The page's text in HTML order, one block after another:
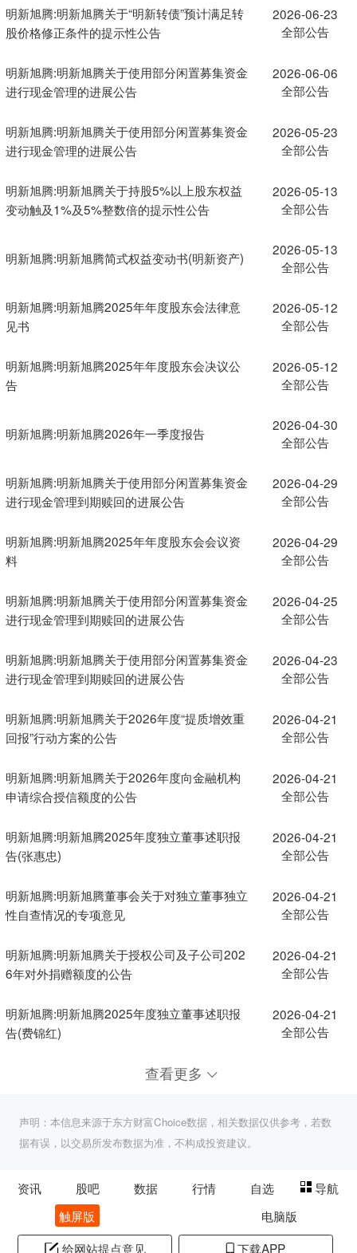
明新旭腾:明新旭腾关于“明新转债”预计满足转
股价格修正条件的提示性公告
2026-06-23
全部公告
明新旭腾:明新旭腾关于使用部分闲置募集资金
进行现金管理的进展公告
2026-06-06
全部公告
明新旭腾:明新旭腾关于使用部分闲置募集资金
进行现金管理的进展公告
2026-05-23
全部公告
明新旭腾:明新旭腾关于持股5%以上股东权益
变动触及1%及5%整数倍的提示性公告
2026-05-13
全部公告
明新旭腾:明新旭腾简式权益变动书(明新资产)
2026-05-13
全部公告
明新旭腾:明新旭腾2025年年度股东会法律意
见书
2026-05-12
全部公告
明新旭腾:明新旭腾2025年年度股东会决议公
告
2026-05-12
全部公告
明新旭腾:明新旭腾2026年一季度报告
2026-04-30
全部公告
明新旭腾:明新旭腾关于使用部分闲置募集资金
进行现金管理到期赎回的进展公告
2026-04-29
全部公告
明新旭腾:明新旭腾2025年年度股东会会议资
料
2026-04-29
全部公告
明新旭腾:明新旭腾关于使用部分闲置募集资金
进行现金管理到期赎回的进展公告
2026-04-25
全部公告
明新旭腾:明新旭腾关于使用部分闲置募集资金
进行现金管理到期赎回的进展公告
2026-04-23
全部公告
明新旭腾:明新旭腾关于2026年度“提质增效重
回报”行动方案的公告
2026-04-21
全部公告
明新旭腾:明新旭腾关于2026年度向金融机构
申请综合授信额度的公告
2026-04-21
全部公告
明新旭腾:明新旭腾2025年度独立董事述职报
告(张惠忠)
2026-04-21
全部公告
明新旭腾:明新旭腾董事会关于对独立董事独立
性自查情况的专项意见
2026-04-21
全部公告
明新旭腾:明新旭腾关于授权公司及子公司202
6年对外捐赠额度的公告
2026-04-21
全部公告
明新旭腾:明新旭腾2025年度独立董事述职报
告(费锦红)
2026-04-21
全部公告
查看更多
声明：本信息来源于东方财富Choice数据，相关数据仅供参考，若数
据有误，以交易所发布数据为准，不构成投资建议。
资讯 股吧 数据 行情 自选
导航
触屏版
电脑版
给网站提点意见
下载APP